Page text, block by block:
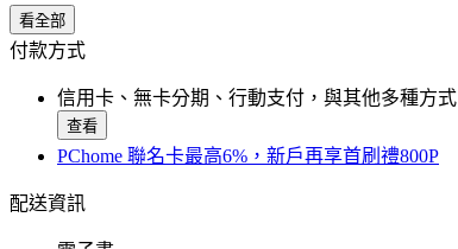
看全部
付款方式
信用卡、無卡分期、行動支付，與其他多種方式
查看
PChome 聯名卡最高6%，新戶再享首刷禮800P
配送資訊